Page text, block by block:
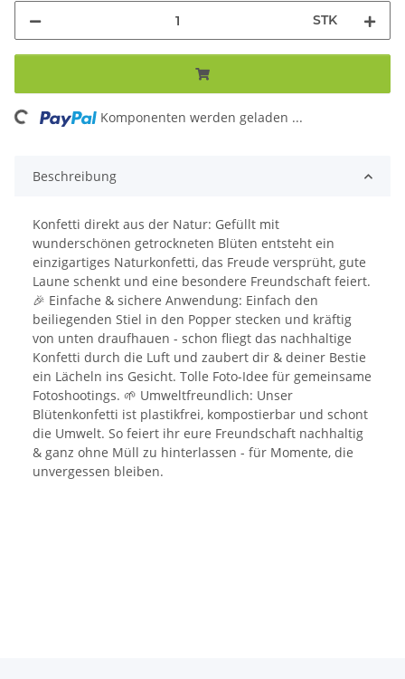
STK
Komponenten werden geladen ...
Beschreibung
Konfetti direkt aus der Natur: Gefüllt mit
wunderschönen getrockneten Blüten entsteht ein
einzigartiges Naturkonfetti, das Freude versprüht, gute
Laune schenkt und eine besondere Freundschaft feiert.
🎉 Einfache & sichere Anwendung: Einfach den
beiliegenden Stiel in den Popper stecken und kräftig
von unten draufhauen - schon fliegt das nachhaltige
Konfetti durch die Luft und zaubert dir & deiner Bestie
ein Lächeln ins Gesicht. Tolle Foto-Idee für gemeinsame
Fotoshootings. 🌱 Umweltfreundlich: Unser
Blütenkonfetti ist plastikfrei, kompostierbar und schont
die Umwelt. So feiert ihr eure Freundschaft nachhaltig
& ganz ohne Müll zu hinterlassen - für Momente, die
unvergessen bleiben.